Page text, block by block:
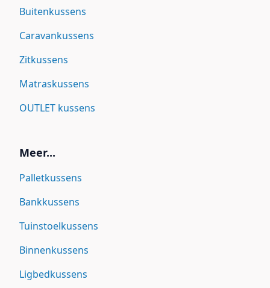
Buitenkussens
Caravankussens
Zitkussens
Matraskussens
OUTLET kussens
Meer...
Palletkussens
Bankkussens
Tuinstoelkussens
Binnenkussens
Ligbedkussens